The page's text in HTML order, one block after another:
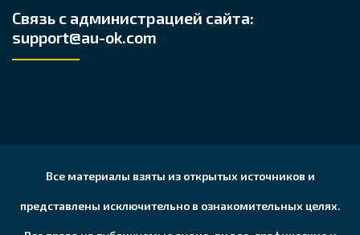
Связь с администрацией сайта:
support@au-ok.com
Все материалы взяты из открытых источников и
представлены исключительно в ознакомительных целях.